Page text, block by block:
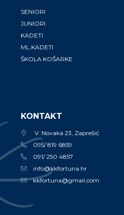
SENIORI
JUNIORI
KADETI
ML.KADETI
ŠKOLA KOŠARKE
KONTAKT
V. Novaka 23, Zaprešić
095/ 819 6859
091/ 250 4857
info@kkfortuna.hr
kkfortuna@gmail.com